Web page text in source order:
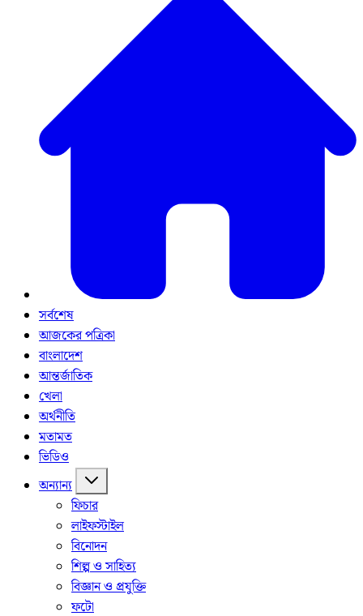
সর্বশেষ
আজকের পত্রিকা
বাংলাদেশ
আন্তর্জাতিক
খেলা
অর্থনীতি
মতামত
ভিডিও
অন্যান্য
ফিচার
লাইফস্টাইল
বিনোদন
শিল্প ও সাহিত্য
বিজ্ঞান ও প্রযুক্তি
ফটো